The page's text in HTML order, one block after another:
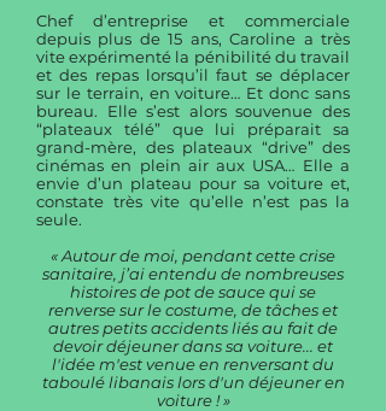
Chef d’entreprise et commerciale
depuis plus de 15 ans, Caroline a très
vite expérimenté la pénibilité du travail
et des repas lorsqu’il faut se déplacer
sur le terrain, en voiture… Et donc sans
bureau. Elle s’est alors souvenue des
“plateaux télé” que lui préparait sa
grand-mère, des plateaux “drive” des
cinémas en plein air aux USA… Elle a
envie d’un plateau pour sa voiture et,
constate très vite qu’elle n’est pas la
seule.
« Autour de moi, pendant cette crise
sanitaire, j’ai entendu de nombreuses
histoires de pot de sauce qui se
renverse sur le costume, de tâches et
autres petits accidents liés au fait de
devoir déjeuner dans sa voiture... et
l'idée m'est venue en renversant du
taboulé libanais lors d'un déjeuner en
voiture ! »